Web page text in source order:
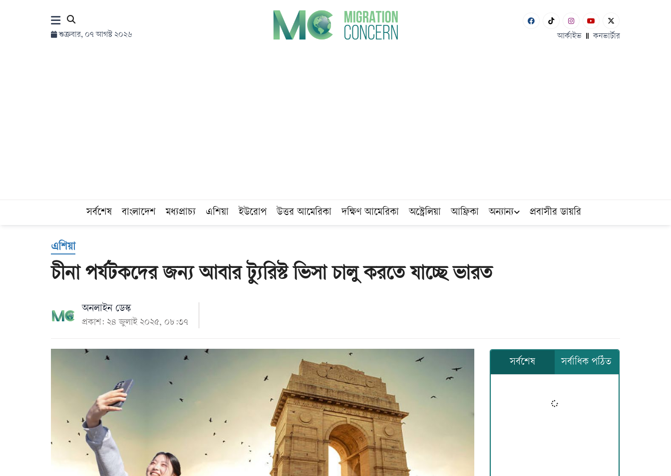
শুক্রবার, ০৭ আগস্ট ২০২৬ আর্কাইভ কনভার্টার
সর্বশেষ বাংলাদেশ মধ্যপ্রাচ্য এশিয়া ইউরোপ উত্তর আমেরিকা দক্ষিণ আমেরিকা অস্ট্রেলিয়া আফ্রিকা অন্যান্য প্রবাসীর ডায়রি
এশিয়া
চীনা পর্যটকদের জন্য আবার ট্যুরিস্ট ভিসা চালু করতে যাচ্ছে ভারত
অনলাইন ডেস্ক
প্রকাশ: ২৪ জুলাই ২০২৫, ০৮:৩৭
সর্বশেষ সর্বাধিক পঠিত